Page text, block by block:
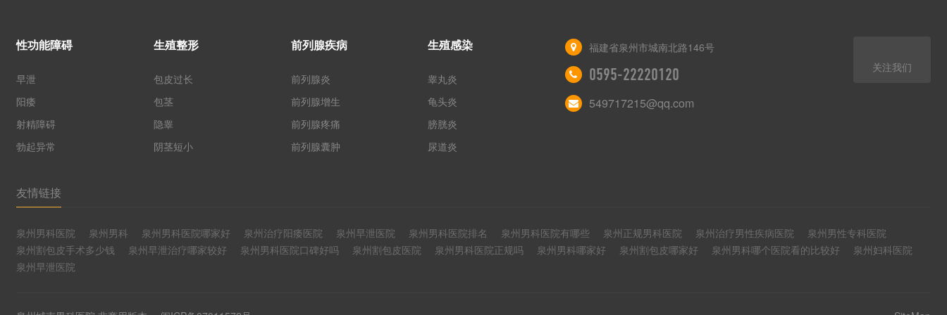
性功能障碍
早泄
阳痿
射精障碍
勃起异常
生殖整形
包皮过长
包茎
隐睾
阴茎短小
前列腺疾病
前列腺炎
前列腺增生
前列腺疼痛
前列腺囊肿
生殖感染
睾丸炎
龟头炎
膀胱炎
尿道炎
福建省泉州市城南北路146号
0595-22220120
549717215@qq.com
关注我们
友情链接
泉州男科医院 泉州男科 泉州男科医院哪家好 泉州治疗阳痿医院 泉州早泄医院 泉州男科医院排名 泉州男科医院有哪些 泉州正规男科医院 泉州治疗男性疾病医院
泉州男性专科医院
泉州割包皮手术多少钱
泉州早泄治疗哪家较好 泉州男科医院口碑好吗 泉州割包皮医院 泉州男科医院正规吗 泉州男科哪家好 泉州割包皮哪家好 泉州男科哪个医院看的比较好
泉州妇科医院
泉州早泄医院